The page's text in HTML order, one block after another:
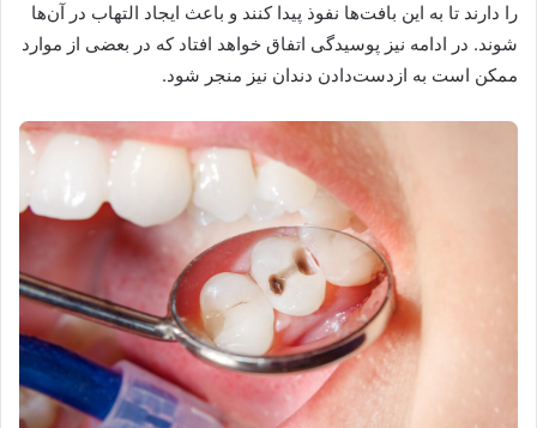
را دارند تا به این بافت‌ها نفوذ پیدا کنند و باعث ایجاد التهاب در آن‌ها
شوند. در ادامه نیز پوسیدگی اتفاق خواهد افتاد که در بعضی از موارد
ممکن است به ازدست‌دادن دندان نیز منجر شود.